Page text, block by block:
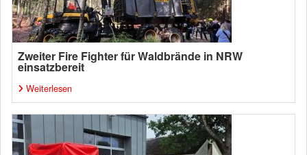
Zweiter Fire Fighter für Waldbrände in NRW
einsatzbereit
Weiterlesen